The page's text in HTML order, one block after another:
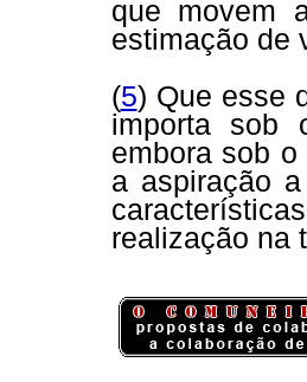
que movem
estimação de
(5) Que esse
importa sob
embora sob
a aspiração
realização na